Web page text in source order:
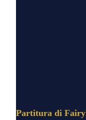
Partitura di